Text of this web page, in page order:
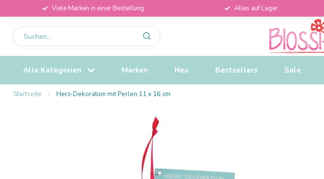
Viele Marken in einer Bestellung Alles auf Lager
Alle Kategorien Marken Neu Bestsellers Sale
Startseite / Herz-Dekoration mit Perlen 11 x 16 cm